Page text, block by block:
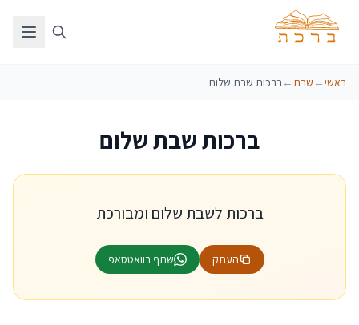
ראשי← שבת←ברכות שבת שלום
ברכות שבת שלום
ברכות לשבת שלום ומבורכת
העתק שתף בוואטסאפ